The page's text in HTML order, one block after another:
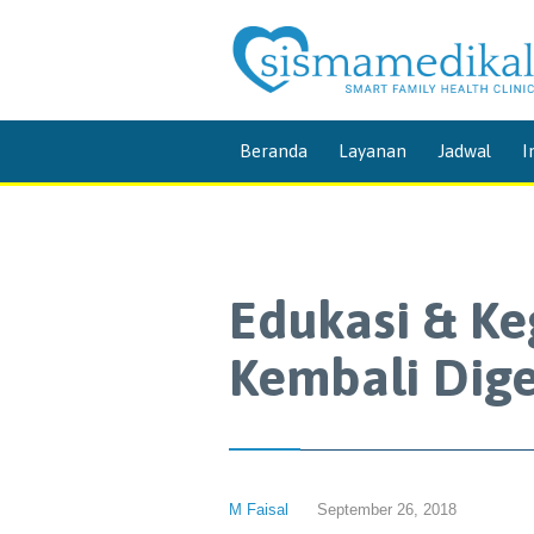
Beranda Layanan Jadwal
Edukasi &
Kembali
M Faisal September 26, 2018